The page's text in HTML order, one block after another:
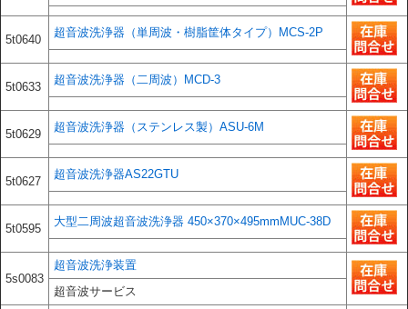
5t0640
超音波洗浄器（単周波・樹脂筐体タイプ）MCS-2P
5t0633
超音波洗浄器（二周波）MCD-3
5t0629
超音波洗浄器（ステンレス製）ASU-6M
5t0627
超音波洗浄器AS22GTU
5t0595
大型二周波超音波洗浄器 450×370×495mmMUC-38D
5s0083
超音波洗浄装置
超音波サービス